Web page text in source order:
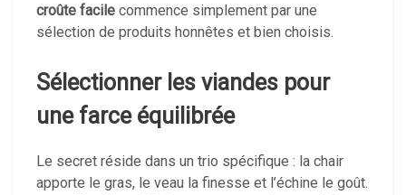
croûte facile commence simplement par une
sélection de produits honnêtes et bien choisis.
Sélectionner les viandes pour
une farce équilibrée
Le secret réside dans un trio spécifique : la chair
apporte le gras, le veau la finesse et l’échine le goût.